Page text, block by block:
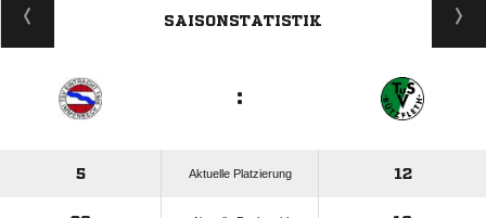
SAISONSTATISTIK
:
5 Aktuelle Platzierung 12